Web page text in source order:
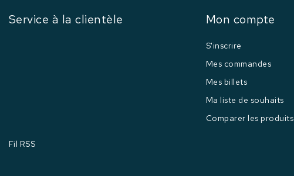
Service à la clientèle
Fil RSS
Mon compte
S'inscrire
Mes commandes
Mes billets
Ma liste de souhaits
Comparer les produits